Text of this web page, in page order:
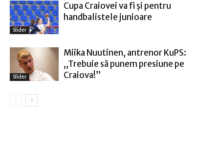
Slider
Cupa Craiovei va fi şi pentru
handbalistele junioare
Slider
Miika Nuutinen, antrenor KuPS:
„Trebuie să punem presiune pe
Craiova!”